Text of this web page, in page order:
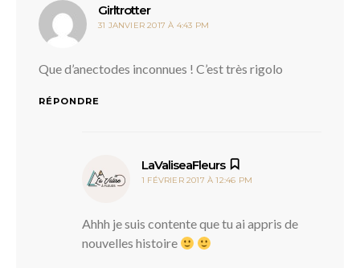
Girltrotterdit :
31 JANVIER 2017 À 4:43 PM
Que d’anectodes inconnues ! C’est très rigolo
RÉPONDRE
LaValiseaFleurs dit :
1 FÉVRIER 2017 À 12:46 PM
Ahhh je suis contente que tu ai appris de
nouvelles histoire